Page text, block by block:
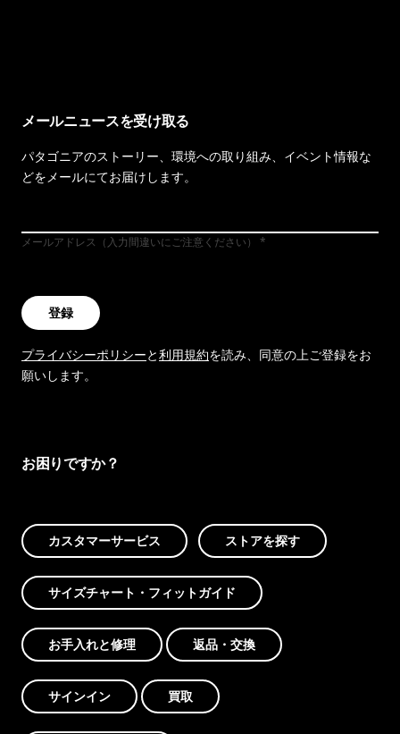
メールニュースを受け取る
パタゴニアのストーリー、環境への取り組み、イベント情報な
どをメールにてお届けします。
メールアドレス（入力間違いにご注意ください）
登録
プライバシーポリシーと利用規約を読み、同意の上ご登録をお
願いします。
お困りですか？
カスタマーサービス ストアを探す
サイズチャート・フィットガイド
お手入れと修理 返品・交換
サインイン 買取